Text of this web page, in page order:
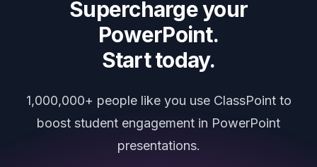
Supercharge your
PowerPoint.
Start today.
1,000,000+ people like you use ClassPoint to
boost student engagement in PowerPoint
presentations.